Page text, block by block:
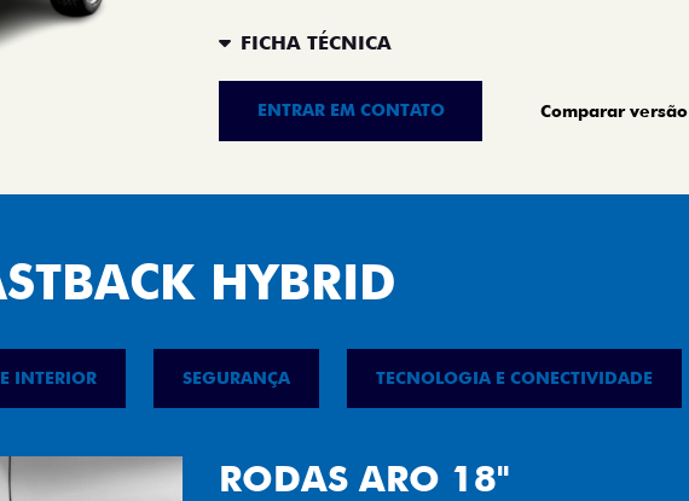
FICHA TÉCNICA
ENTRAR EM CONTATO Comparar versão
HYBRID
INTERIOR SEGURANÇA TECNOLOGIA E CONECTIVIDADE
FAROL FULL LED